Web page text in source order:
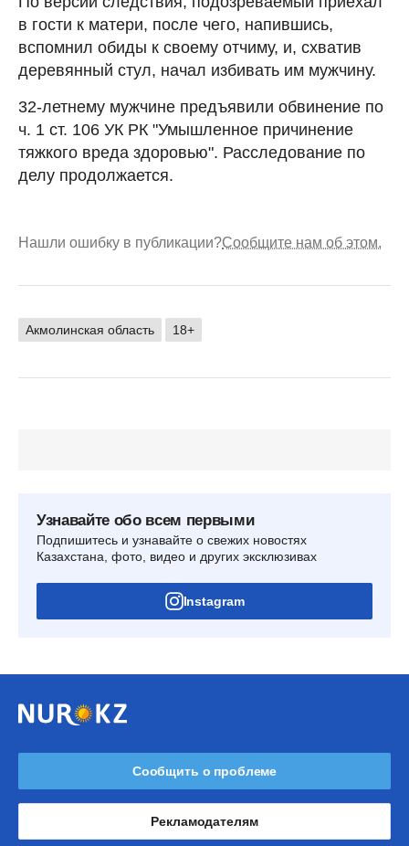
в гости к матери, после чего, напившись,
вспомнил обиды к своему отчиму, и, схватив
деревянный стул, начал избивать им мужчину.
32-летнему мужчине предъявили обвинение по
ч. 1 ст. 106 УК РК "Умышленное причинение
тяжкого вреда здоровью". Расследование по
делу продолжается.
Нашли ошибку в публикации?Сообщите нам об этом.
Акмолинская область 18+
Узнавайте обо всем первыми
Подпишитесь и узнавайте о свежих новостях
Казахстана, фото, видео и других эксклюзивах
Instagram
Сообщить о проблеме
Рекламодателям